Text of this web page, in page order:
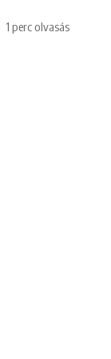
1 perc olvasás